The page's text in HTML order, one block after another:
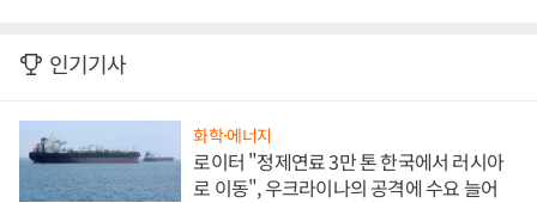
인기기사
화학·에너지
로이터 "정제연료 3만 톤 한국에서 러시아
로 이동", 우크라이나의 공격에 수요 늘어